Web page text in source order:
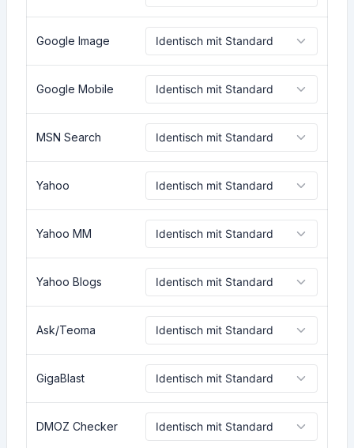
Google Image
Google Mobile
MSN Search
Yahoo
Yahoo MM
Yahoo Blogs
Ask/Teoma
GigaBlast
DMOZ Checker